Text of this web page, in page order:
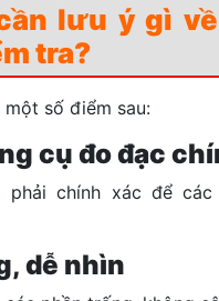
lưu ý gì
tra?
số điểm sau:
cụ đo đạc
phải chính xác để
dễ nhìn